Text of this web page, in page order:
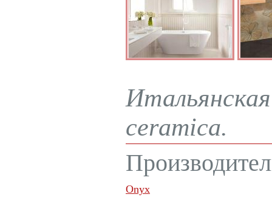
ceramica.
Onyx